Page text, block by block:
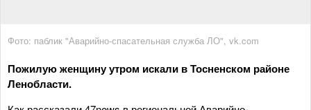
Фото: паблик "Аварийно-спасательная служба ЛО", vk.com
Пожилую женщину утром искали в Тосненском районе
Ленобласти.